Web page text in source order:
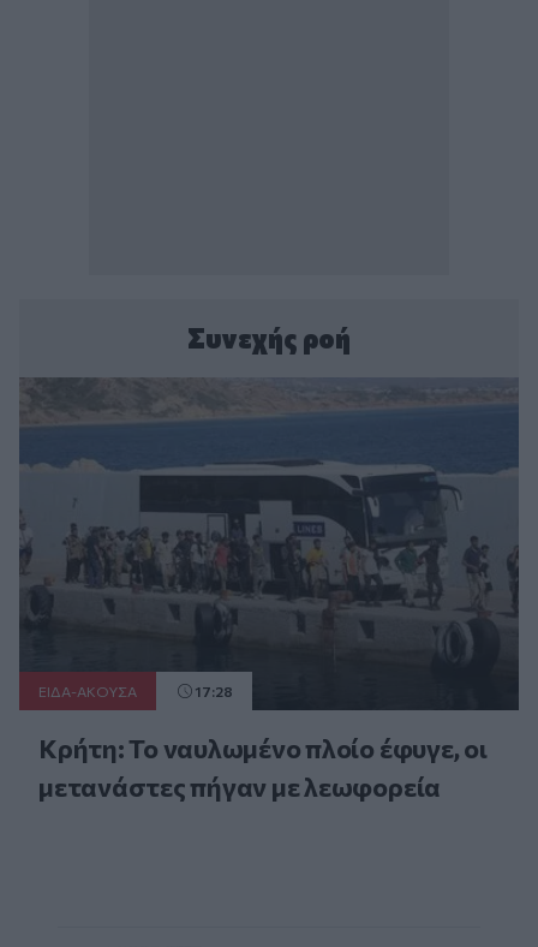
Συνεχής ροή
ΕΙΔΑ-ΑΚΟΥΣΑ 17:28
Κρήτη: Το ναυλωμένο πλοίο έφυγε, οι
μετανάστες πήγαν με λεωφορεία